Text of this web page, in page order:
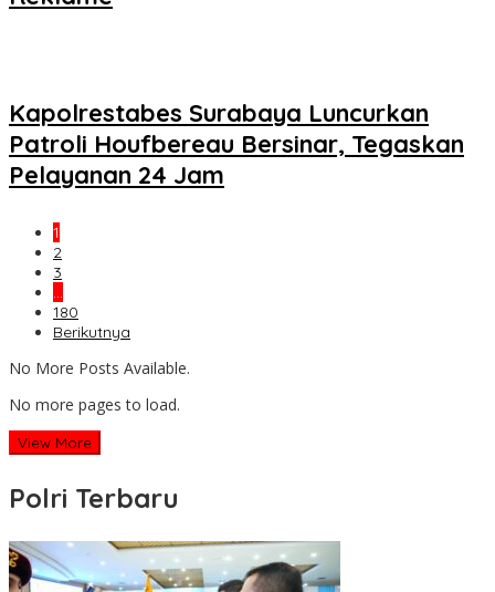
Kapolrestabes Surabaya Luncurkan
Patroli Houfbereau Bersinar, Tegaskan
Pelayanan 24 Jam
1
2
3
…
180
Berikutnya
No More Posts Available.
No more pages to load.
View More
Polri Terbaru